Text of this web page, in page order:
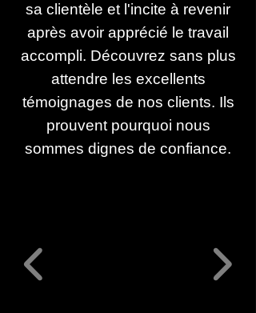
sa clientèle et l'incite à revenir
après avoir apprécié le travail
accompli. Découvrez sans plus
attendre les excellents
témoignages de nos clients. Ils
prouvent pourquoi nous
sommes dignes de confiance.